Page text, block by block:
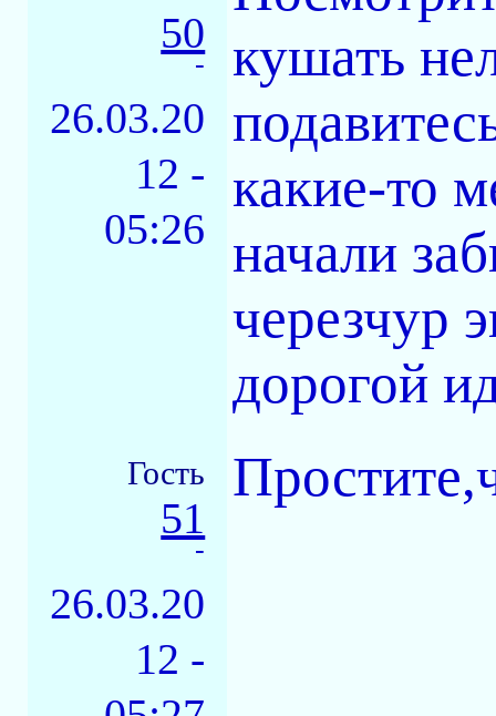
50
-
26.03.20
12 -
05:26
кушать
какие-то
начали
черезчур
дорогой
Гость
51
-
26.03.20
12 -